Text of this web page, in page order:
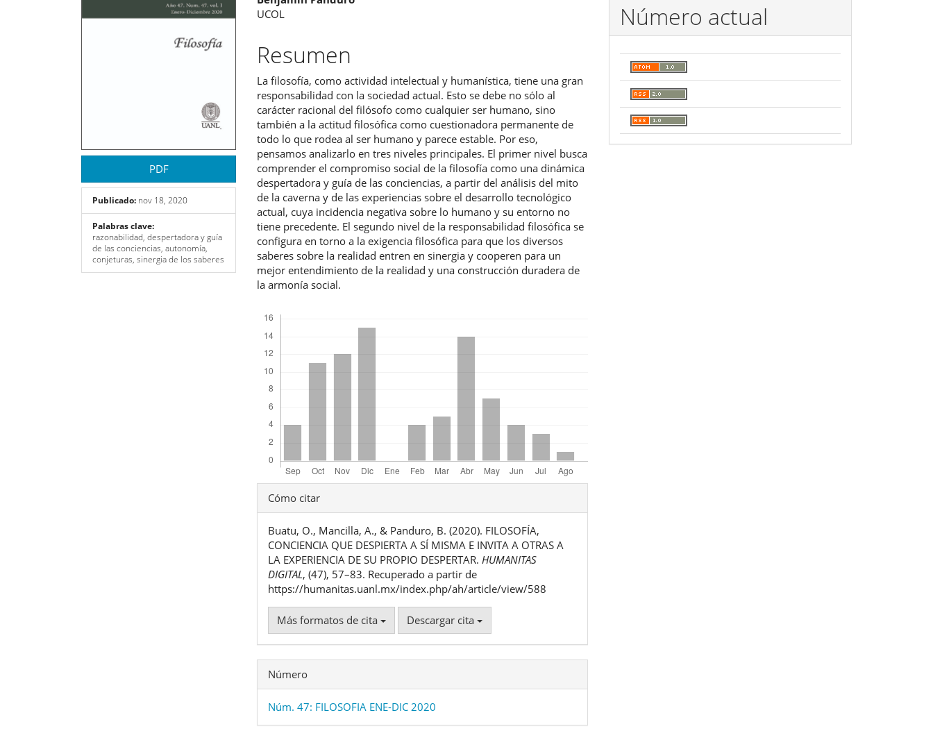
PDF
Publicado: nov 18, 2020
Palabras clave:
razonabilidad, despertadora y guía
de las conciencias, autonomía,
conjeturas, sinergia de los saberes
artículo
UCOL
Resumen
La filosofía, como actividad intelectual y humanística, tiene una gran
responsabilidad con la sociedad actual. Esto se debe no sólo al
carácter racional del filósofo como cualquier ser humano, sino
también a la actitud filosófica como cuestionadora permanente de
todo lo que rodea al ser humano y parece estable. Por eso,
pensamos analizarlo en tres niveles principales. El primer nivel busca
comprender el compromiso social de la filosofía como una dinámica
despertadora y guía de las conciencias, a partir del análisis del mito
de la caverna y de las experiencias sobre el desarrollo tecnológico
actual, cuya incidencia negativa sobre lo humano y su entorno no
tiene precedente. El segundo nivel de la responsabilidad filosófica se
configura en torno a la exigencia filosófica para que los diversos
saberes sobre la realidad entren en sinergia y cooperen para un
mejor entendimiento de la realidad y una construcción duradera de
la armonía social.
Detalles
del
artículo
Cómo citar
Buatu, O., Mancilla, A., & Panduro, B. (2020). FILOSOFÍA,
CONCIENCIA QUE DESPIERTA A SÍ MISMA E INVITA A OTRAS A
LA EXPERIENCIA DE SU PROPIO DESPERTAR. HUMANITAS
DIGITAL, (47), 57–83. Recuperado a partir de
https://humanitas.uanl.mx/index.php/ah/article/view/588
Más formatos de cita Descargar cita
Número
Núm. 47: FILOSOFIA ENE-DIC 2020
Número actual